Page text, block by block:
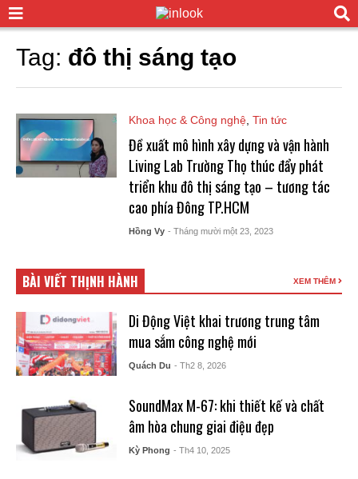
Tag: đô thị sáng tạo
Khoa học & Công nghệ, Tin tức
Đề xuất mô hình xây dựng và vận hành
Living Lab Trường Thọ thúc đẩy phát
triển khu đô thị sáng tạo – tương tác
cao phía Đông TP.HCM
Hồng Vy - Tháng mười một 23, 2023
BÀI VIẾT THỊNH HÀNH XEM THÊM
Di Động Việt khai trương trung tâm
mua sắm công nghệ mới
Quách Du - Th2 8, 2026
SoundMax M-67: khi thiết kế và chất
âm hòa chung giai điệu đẹp
Kỳ Phong - Th4 10, 2025